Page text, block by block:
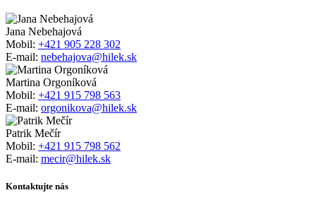
Jana Nebehajová
Mobil: +421 905 228 302
E-mail: nebehajova@hilek.sk
Martina Orgoníková
Mobil: +421 915 798 563
E-mail: orgonikova@hilek.sk
Patrik Mečír
Mobil: +421 915 798 562
E-mail: mecir@hilek.sk
Kontaktujte nás